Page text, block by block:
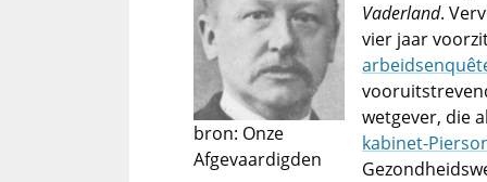
bron: Onze
Afgevaardigden
Vaderland.
vier jaar
wetgever, die
kabinet-